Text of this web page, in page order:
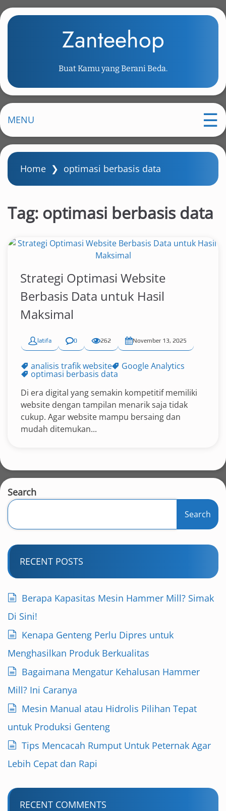
k
m
i
n
o
Zanteehop
Buat Kamu yang Berani Beda.
MENU
Home ❯ optimasi berbasis data
Tag: optimasi berbasis data
Strategi Optimasi Website
Berbasis Data untuk Hasil
Maksimal
latifa 0 262 November 13, 2025
analisis trafik website Google Analytics
optimasi berbasis data
Di era digital yang semakin kompetitif memiliki
website dengan tampilan menarik saja tidak
cukup. Agar website mampu bersaing dan
mudah ditemukan...
Search
Search
RECENT POSTS
Berapa Kapasitas Mesin Hammer Mill? Simak
Di Sini!
Kenapa Genteng Perlu Dipres untuk
Menghasilkan Produk Berkualitas
Bagaimana Mengatur Kehalusan Hammer
Mill? Ini Caranya
Mesin Manual atau Hidrolis Pilihan Tepat
untuk Produksi Genteng
Tips Mencacah Rumput Untuk Peternak Agar
Lebih Cepat dan Rapi
RECENT COMMENTS